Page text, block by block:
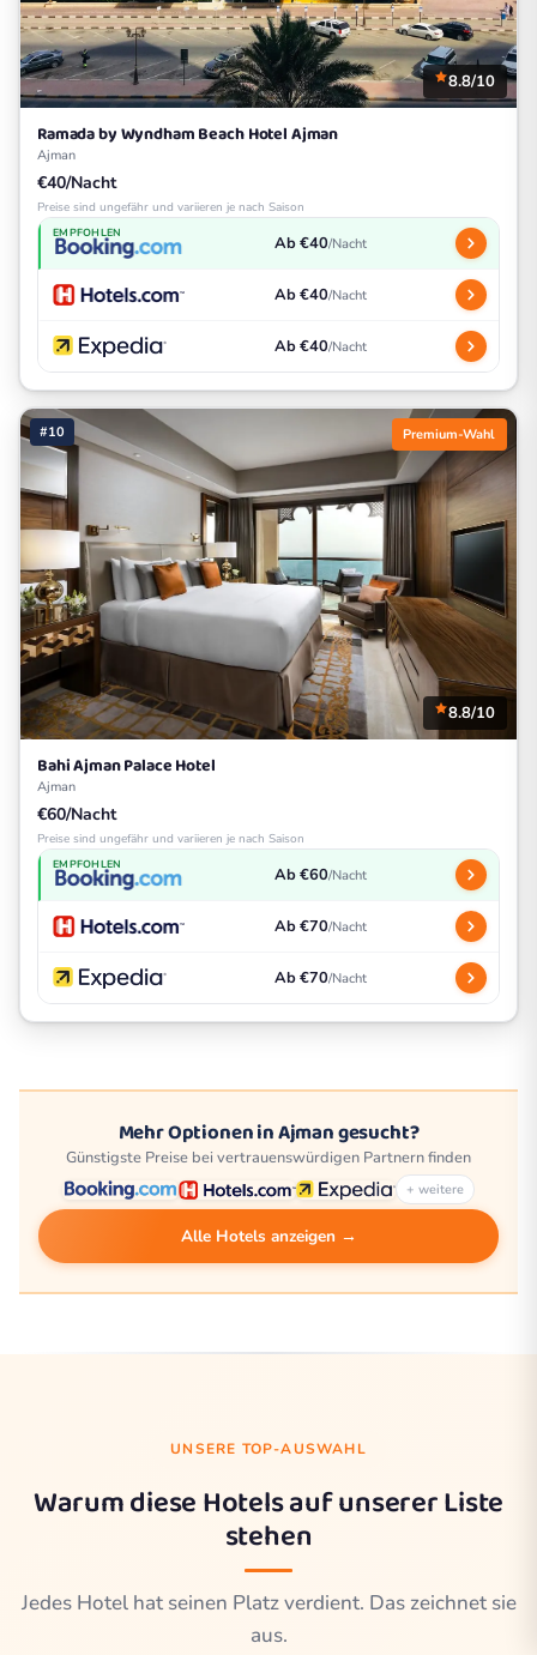
8.8/10
Ramada by Wyndham Beach Hotel Ajman
Ajman
€40/Nacht
Preise sind ungefähr und variieren je nach Saison
EMPFOHLEN Ab €40/Nacht
Ab €40/Nacht
Ab €40/Nacht
#10 Premium-Wahl
8.8/10
Bahi Ajman Palace Hotel
Ajman
€60/Nacht
Preise sind ungefähr und variieren je nach Saison
EMPFOHLEN Ab €60/Nacht
Ab €70/Nacht
Ab €70/Nacht
Mehr Optionen in Ajman gesucht?
Günstigste Preise bei vertrauenswürdigen Partnern finden
+ weitere
Alle Hotels anzeigen →
UNSERE TOP-AUSWAHL
Warum diese Hotels auf unserer Liste
stehen
Jedes Hotel hat seinen Platz verdient. Das zeichnet sie
aus.